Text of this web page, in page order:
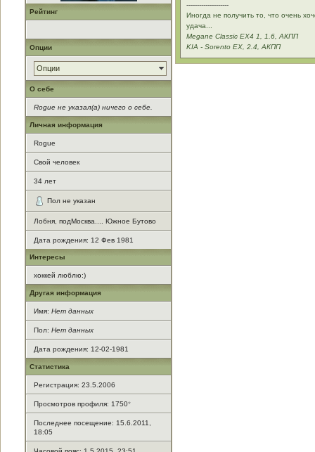
Рейтинг
Опции
Опции
О себе
Rogue не указал(а) ничего о себе.
Личная информация
Rogue
Свой человек
34 лет
Пол не указан
Лобня, подМосква.... Южное Бутово
Дата рождения: 12 Фев 1981
Интересы
хоккей люблю:)
Другая информация
Имя:Нет данных
Пол:Нет данных
Дата рождения: 12-02-1981
Статистика
Регистрация: 23.5.2006
Просмотров профиля: 1750*
Последнее посещение: 15.6.2011,
18:05
--------------------
Иногда не получить то, что очень
удача...
Megane Classic EX4 1, 1.6, АКПП
KIA - Sorento EX, 2.4, АКПП